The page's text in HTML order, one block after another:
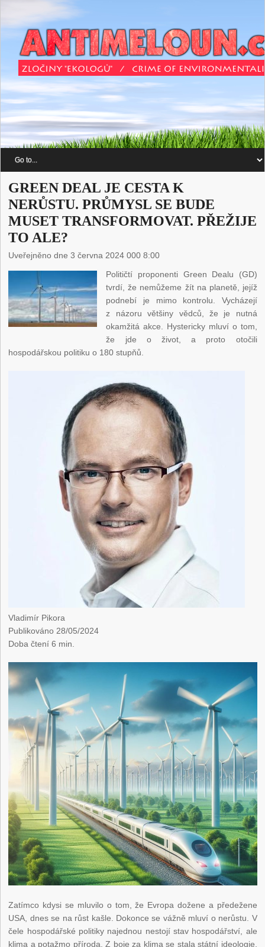
GREEN DEAL JE CESTA K
NERŮSTU. PRŮMYSL SE BUDE
MUSET TRANSFORMOVAT. PŘEŽIJE
TO ALE?
Uveřejněno dne 3 června 2024 000 8:00
Političtí proponenti Green Dealu (GD)
tvrdí, že nemůžeme žít na planetě, jejíž
podnebí je mimo kontrolu. Vycházejí
z názoru většiny vědců, že je nutná
okamžitá akce. Hystericky mluví o tom,
že jde o život, a proto otočili
hospodářskou politiku o 180 stupňů.
Vladimír Pikora
Publikováno 28/05/2024
Doba čtení 6 min.
Zatímco kdysi se mluvilo o tom, že Evropa dožene a předežene
USA, dnes se na růst kašle. Dokonce se vážně mluví o nerůstu. V
čele hospodářské politiky najednou nestojí stav hospodářství, ale
klima a potažmo příroda. Z boje za klima se stala státní ideologie,